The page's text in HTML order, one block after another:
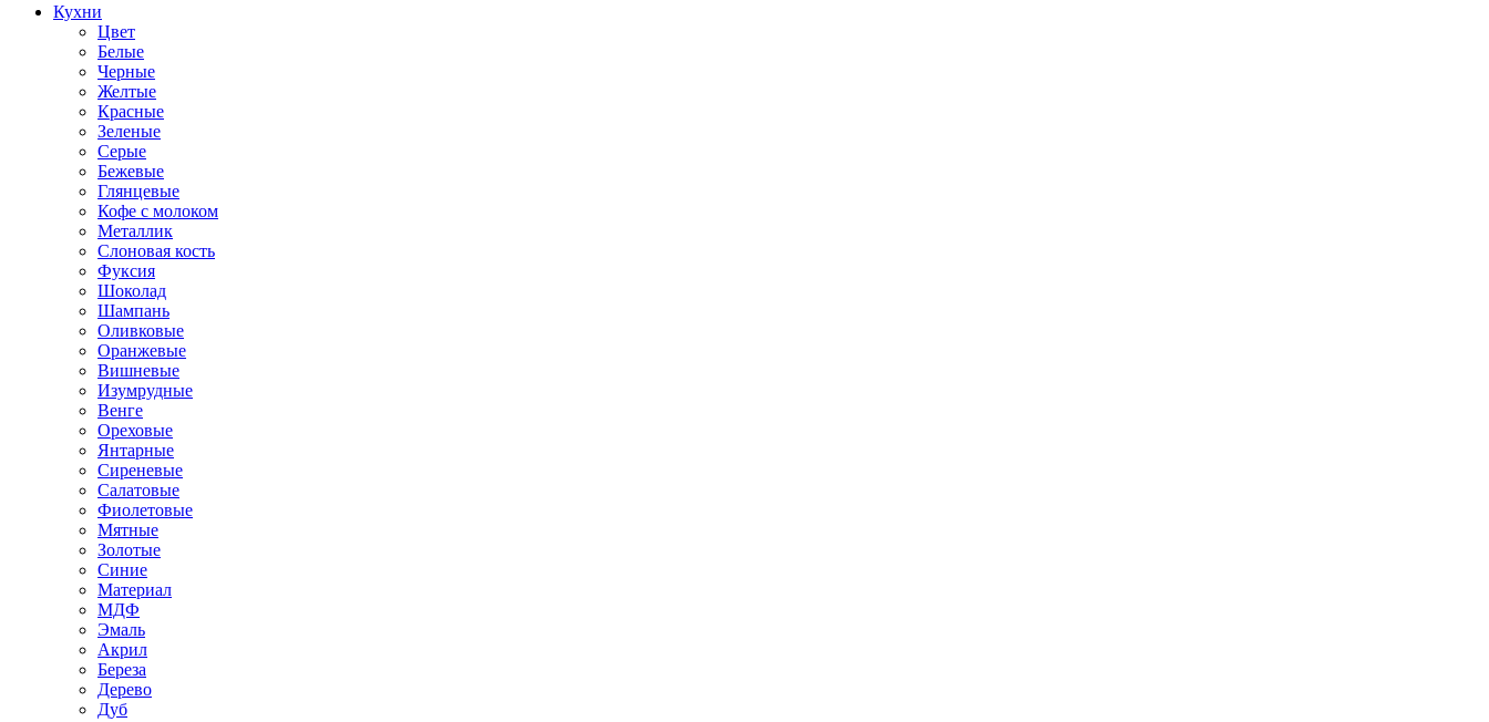
Кухни
Цвет
Белые
Черные
Желтые
Красные
Зеленые
Серые
Бежевые
Глянцевые
Кофе с молоком
Металлик
Слоновая кость
Фуксия
Шоколад
Шампань
Оливковые
Оранжевые
Вишневые
Изумрудные
Венге
Ореховые
Янтарные
Сиреневые
Салатовые
Фиолетовые
Мятные
Золотые
Синие
Материал
МДФ
Эмаль
Акрил
Береза
Дерево
Дуб